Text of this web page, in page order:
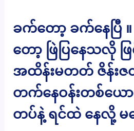
ခက်တော့ ခက်နေပြီ
တော့ ဖြဲပြနေသလို ဖြ
အထိန်းမတတ် ဇိန်း
တက်နေဝန်းတစ်ယေ
တပ်နဲ့ ရင်ထဲ နေလို့ မက